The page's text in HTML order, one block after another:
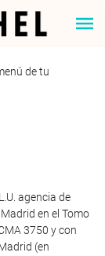
de tu
agencia de
en el Tomo
3750 y con
(en